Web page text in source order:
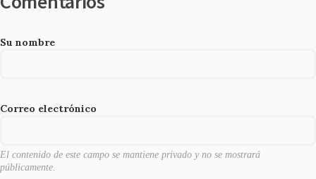
ar
e
c
e
o
it
Su nombre
Correo electrónico
El contenido de este campo se mantiene privado y no se mostrará
públicamente.